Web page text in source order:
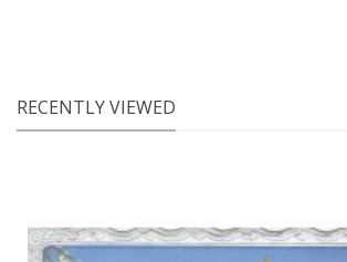
RECENTLY VIEWED